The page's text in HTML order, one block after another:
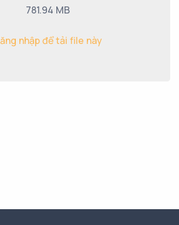
781.94 MB
nhập để tải file này